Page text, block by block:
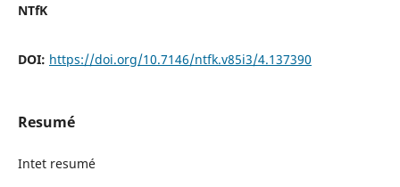
NTfK
DOI: https://doi.org/10.7146/ntfk.v85i3/4.137390
Resumé
Intet resumé